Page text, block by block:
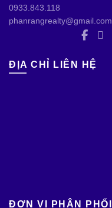
0933.843.118
phanrangrealty@gmail.com
ĐỊA CHỈ LIÊN HỆ
ĐƠN VỊ PHÂN PHỐI